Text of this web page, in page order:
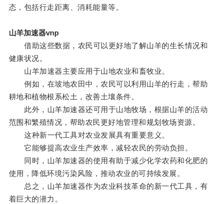
态，包括行走距离、消耗能量等。
山羊加速器vnp
借助这些数据，农民可以更好地了解山羊的生长情况和
健康状况。
山羊加速器主要应用于山地农业和畜牧业。
例如，在坡地农田中，农民可以利用山羊的行走，帮助
耕地和植物根系松土，改善土壤条件。
此外，山羊加速器还可用于山地牧场，根据山羊的活动
范围和繁殖情况，帮助农民更好地管理和规划牧场资源。
这种新一代工具对农业发展具有重要意义。
它能够提高农业生产效率，减轻农民的劳动负担。
同时，山羊加速器的使用有助于减少化学农药和化肥的
使用，降低环境污染风险，推动农业的可持续发展。
总之，山羊加速器作为农业科技革命的新一代工具，有
着巨大的潜力。